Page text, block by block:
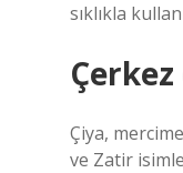
sıklıkla
Çiya,
ve Zatir